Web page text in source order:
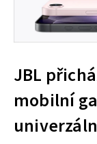
JBL
mobilní